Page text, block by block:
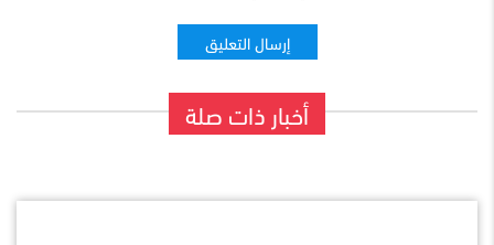
أخبار ذات صلة